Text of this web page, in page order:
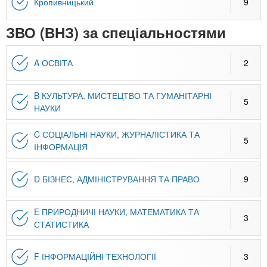
n
t
s
.
i
n
f
o
х
з
д
в
Онлайн курси
За кордоном
ЗВО (ВНЗ) за спеціальностями
A ОСВІТА 2
B КУЛЬТУРА, МИСТЕЦТВО ТА ГУМАНІТАРНІ
НАУКИ
5
C СОЦІАЛЬНІ НАУКИ, ЖУРНАЛІСТИКА ТА
ІНФОРМАЦІЯ
5
D БІЗНЕС, АДМІНІСТРУВАННЯ ТА ПРАВО 9
E ПРИРОДНИЧІ НАУКИ, МАТЕМАТИКА ТА
СТАТИСТИКА
3
F ІНФОРМАЦІЙНІ ТЕХНОЛОГІЇ 3